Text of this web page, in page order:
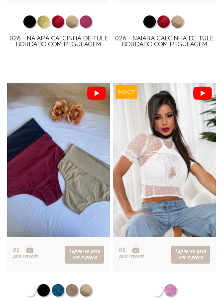
026 - NAIARA CALCINHA DE TULE
BORDADO COM REGULAGEM
026 - NAIARA CALCINHA DE TULE
BORDADO COM REGULAGEM
R$
para revenda
Logue-se para
ver o preço
54% OFF
R$
para revenda
Logue-se para
ver o preço